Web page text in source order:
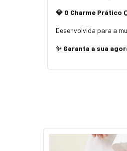
💎 O Charme Prático
Desenvolvida para a
✨ Garanta a sua